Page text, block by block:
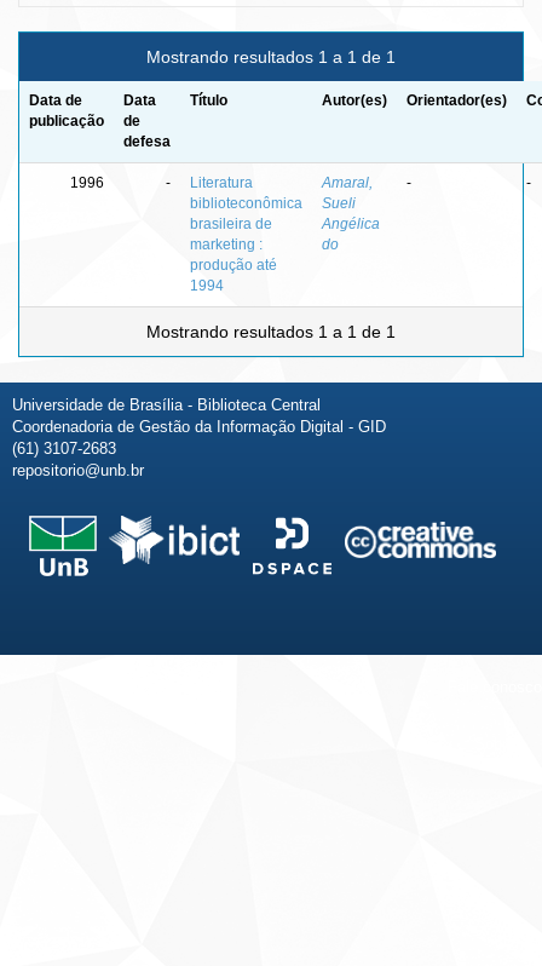
Mostrando resultados 1 a 1 de 1
Data de
publicação
Data
de
defesa
Título Autor(es) Orientador(es)
1996 -
Literatura
biblioteconômica
brasileira de
marketing :
produção até
1994
Amaral,
Sueli
Angélica
do
- -
Mostrando resultados 1 a 1 de 1
Universidade de Brasília - Biblioteca Central
Coordenadoria de Gestão da Informação Digital - GID
(61) 3107-2683
repositorio@unb.br